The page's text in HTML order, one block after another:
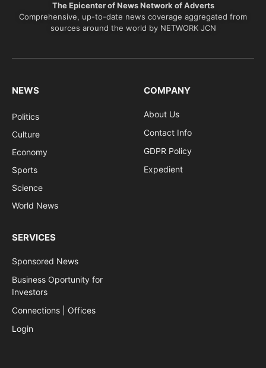
The Epicenter of News Network of Adverts
Comprehensive, up-to-date news coverage aggregated from
sources around the world by NETWORK JCN
NEWS
Politics
Culture
Economy
Sports
Science
World News
COMPANY
About Us
Contact Info
GDPR Policy
Expedient
SERVICES
Sponsored News
Business Oportunity for
Investors
Connections | Offices
Login